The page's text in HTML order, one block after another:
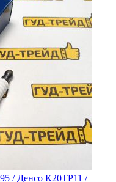
/ Денсо К20ТР11 /